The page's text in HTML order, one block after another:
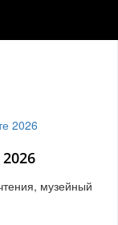
музейный